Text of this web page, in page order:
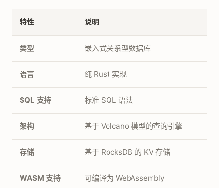
特性 说明
类型 嵌入式关系型数据库
语言 纯 Rust 实现
SQL 支持 标准 SQL 语法
架构 基于 Volcano 模型的查询引擎
存储 基于 RocksDB 的 KV 存储
WASM 支持 可编译为 WebAssembly